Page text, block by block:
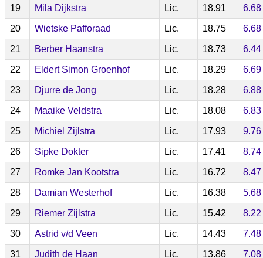
19 Mila Dijkstra Lic. 18.91 6.68
20 Wietske Pafforaad Lic. 18.75 6.68
21 Berber Haanstra Lic. 18.73 6.44
22 Eldert Simon Groenhof Lic. 18.29 6.69
23 Djurre de Jong Lic. 18.28 6.88
24 Maaike Veldstra Lic. 18.08 6.83
25 Michiel Zijlstra Lic. 17.93 9.76
26 Sipke Dokter Lic. 17.41 8.74
27 Romke Jan Kootstra Lic. 16.72 8.47
28 Damian Westerhof Lic. 16.38 5.68
29 Riemer Zijlstra Lic. 15.42 8.22
30 Astrid v/d Veen Lic. 14.43 7.48
31 Judith de Haan Lic. 13.86 7.08